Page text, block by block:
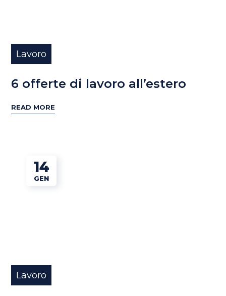
Lavoro
6 offerte di lavoro all’estero
READ MORE
14
GEN
Lavoro